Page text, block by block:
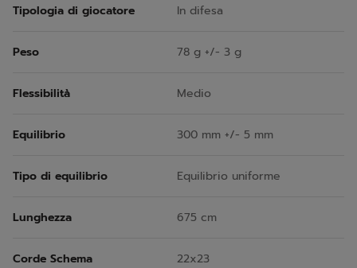
Tipologia di giocatore In difesa
Peso 78 g +/- 3 g
Flessibilità Medio
Equilibrio 300 mm +/- 5 mm
Tipo di equilibrio Equilibrio uniforme
Lunghezza 675 cm
Corde Schema 22x23